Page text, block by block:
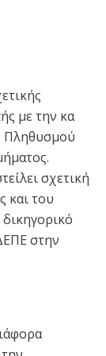
με την κα
Πληθυσμού
σχετική
και του
στην